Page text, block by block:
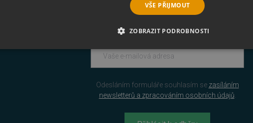
Novinky na váš e-mail
Odesláním formuláře souhlasím se zasíláním
newsletterů a zpracováním osobních údajů
VŠE PŘIJMOUT
ZOBRAZIT PODROBNOSTI
NEZBYTNĚ NUTNÉ SOUBORY VÝKONOVÉ SOUBORY SOUBORY